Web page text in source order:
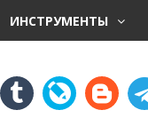
ИНСТРУМЕНТЫ